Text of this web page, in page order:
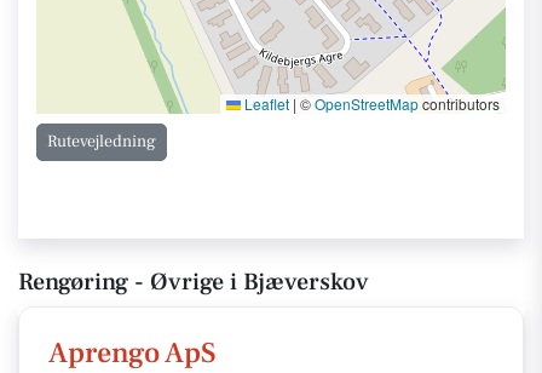
Leaflet | ©OpenStreetMapcontributors
Rutevejledning
Rengøring - Øvrige i Bjæverskov
Aprengo ApS